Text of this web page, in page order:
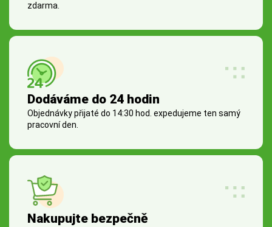
zdarma.
Dodáváme do 24 hodin
Objednávky přijaté do 14:30 hod. expedujeme ten samý
pracovní den.
Nakupujte bezpečně